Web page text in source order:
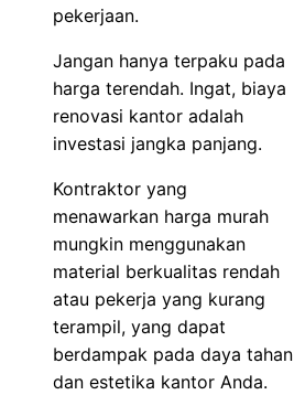
pekerjaan.
Jangan hanya terpaku pada
harga terendah. Ingat, biaya
renovasi kantor adalah
investasi jangka panjang.
Kontraktor yang
menawarkan harga murah
mungkin menggunakan
material berkualitas rendah
atau pekerja yang kurang
terampil, yang dapat
berdampak pada daya tahan
dan estetika kantor Anda.